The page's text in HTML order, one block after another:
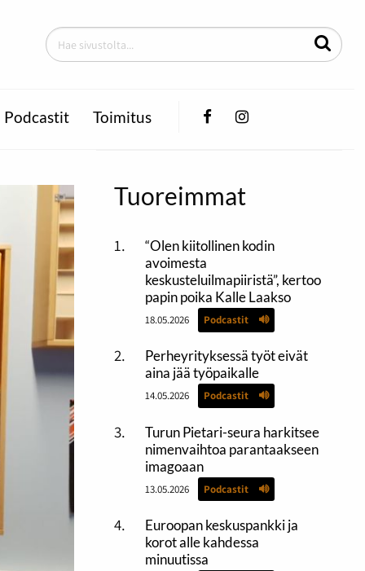
Podcastit Toimitus FacebookInstagram
Tuoreimmat
“Olen kiitollinen kodin
avoimesta
keskusteluilmapiiristä”, kertoo
papin poika Kalle Laakso
18.05.2026 Podcastit
Perheyrityksessä työt eivät
aina jää työpaikalle
14.05.2026 Podcastit
Turun Pietari-seura harkitsee
nimenvaihtoa parantaakseen
imagoaan
13.05.2026 Podcastit
Euroopan keskuspankki ja
korot alle kahdessa
minuutissa